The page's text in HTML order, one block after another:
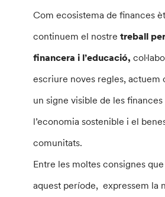
Com ecosistema de finances
continuem el nostretreball
financera i l’educació,
escriure noves regles, actuem
un signe visible de les
l’economia sostenible i el
comunitats.
Entre les moltes consignes
aquest període, expressem la